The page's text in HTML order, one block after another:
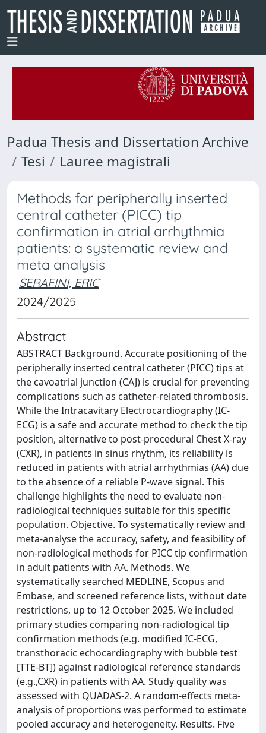
Padua Thesis and Dissertation Archive
Tesi
Lauree magistrali
Methods for peripherally inserted
central catheter (PICC) tip
confirmation in atrial arrhythmia
patients: a systematic review and
meta analysis
SERAFINI, ERIC
2024/2025
Abstract
ABSTRACT Background. Accurate positioning of the
peripherally inserted central catheter (PICC) tips at
the cavoatrial junction (CAJ) is crucial for preventing
complications such as catheter-related thrombosis.
While the Intracavitary Electrocardiography (IC-
ECG) is a safe and accurate method to check the tip
position, alternative to post-procedural Chest X-ray
(CXR), in patients in sinus rhythm, its reliability is
reduced in patients with atrial arrhythmias (AA) due
to the absence of a reliable P-wave signal. This
challenge highlights the need to evaluate non-
radiological techniques suitable for this specific
population. Objective. To systematically review and
meta-analyse the accuracy, safety, and feasibility of
non-radiological methods for PICC tip confirmation
in adult patients with AA. Methods. We
systematically searched MEDLINE, Scopus and
Embase, and screened reference lists, without date
restrictions, up to 12 October 2025. We included
primary studies comparing non-radiological tip
confirmation methods (e.g. modified IC-ECG,
transthoracic echocardiography with bubble test
[TTE-BT]) against radiological reference standards
(e.g.,CXR) in patients with AA. Study quality was
assessed with QUADAS-2. A random-effects meta-
analysis of proportions was performed to estimate
pooled accuracy and heterogeneity. Results. Five